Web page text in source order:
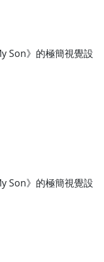
Son》的極簡視覺設
Son》的極簡視覺設